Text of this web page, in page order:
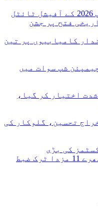
کاوا مینز والی بال چیمپئن شپ 2026 کے آفیشل ٹائٹل
فتح پر جشن
کامیابیوں پر تین
شپ سوات میں
اختیار کر گیا،
تحسین، گلوکار کی
کی بڑی
ضبط